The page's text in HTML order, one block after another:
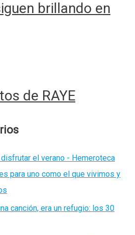
brillando en
de RAYE
el verano - Hemeroteca
para uno como el que vivimos y
canción, era un refugio: los 30